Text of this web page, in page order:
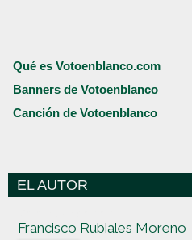
Qué es Votoenblanco.com
Banners de Votoenblanco
Canción de Votoenblanco
EL AUTOR
Francisco Rubiales Moreno